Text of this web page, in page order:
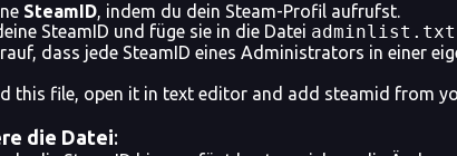
SteamID, indem du dein Steam-Profil aufrufst.
SteamID und füge sie in die Datei adminlist.txt
dass jede SteamID eines Administrators in einer
this file, open it in text editor and add steamid from
die Datei: